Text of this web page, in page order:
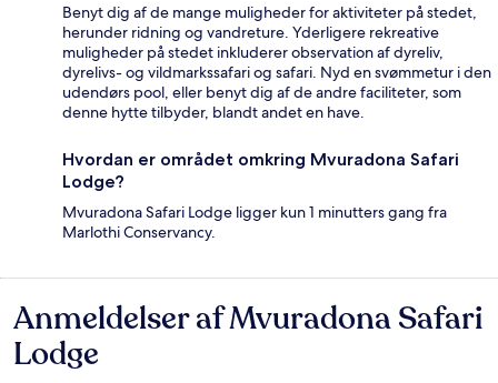
Benyt dig af de mange muligheder for aktiviteter på stedet,
herunder ridning og vandreture. Yderligere rekreative
muligheder på stedet inkluderer observation af dyreliv,
dyrelivs- og vildmarkssafari og safari. Nyd en svømmetur i den
udendørs pool, eller benyt dig af de andre faciliteter, som
denne hytte tilbyder, blandt andet en have.
Hvordan er området omkring Mvuradona Safari
Lodge?
Mvuradona Safari Lodge ligger kun 1 minutters gang fra
Marlothi Conservancy.
Anmeldelser
Anmeldelser af Mvuradona Safari
Lodge